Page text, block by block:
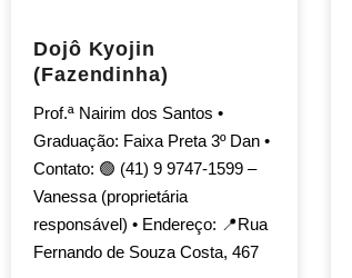
Dojô Kyojin
(Fazendinha)
Prof.ª Nairim dos Santos •
Graduação: Faixa Preta 3º Dan •
Contato: 🟢 (41) 9 9747-1599 –
Vanessa (proprietária
responsável) • Endereço: 📍Rua
Fernando de Souza Costa, 467